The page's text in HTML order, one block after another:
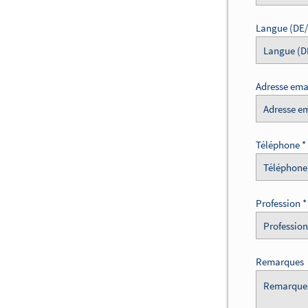
Langue
Adresse
Téléphone
Profession
Remarques